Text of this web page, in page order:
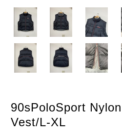
90sPoloSport
Vest/L-XL